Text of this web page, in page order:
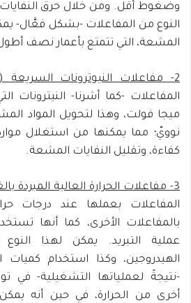
وضغوط أقل. ومن خلال حرق النفايات
النوع من المفاعلات -بشكل فعَّال-
المشعة، التي تتمتع بأعمار نصف
2- مفاعلات النيوترونات السريعة (
ميجا فولت، وهذا لتحويل المواد
نوويّ؛ مما يمكنها من استغلال
كفاءة، وتقليل النفايات المشعة.
3- مفاعلات الحرارة العالية المبردة بالغاز (
المفاعلات بعملها عند درجات
بالمفاعلات الأخرى، كما أنها
عملية التبريد. يمكن لهذا
الهيدروجين، وكذا استخدام كميات
-نتيجةً لعملياتها التشغيلية- في
أخرى من الحرارة، في حين أنه يمكن